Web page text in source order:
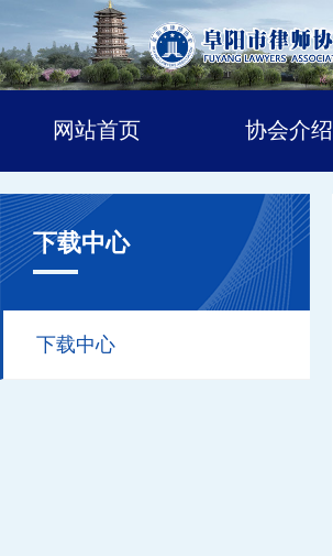
网站首页 协会介绍
下载中心
下载中心